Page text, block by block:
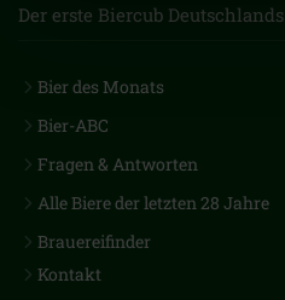
Der erste Biercub Deutschlands
Bier des Monats
Bier-ABC
Fragen & Antworten
Alle Biere der letzten 28 Jahre
Brauereifinder
Kontakt